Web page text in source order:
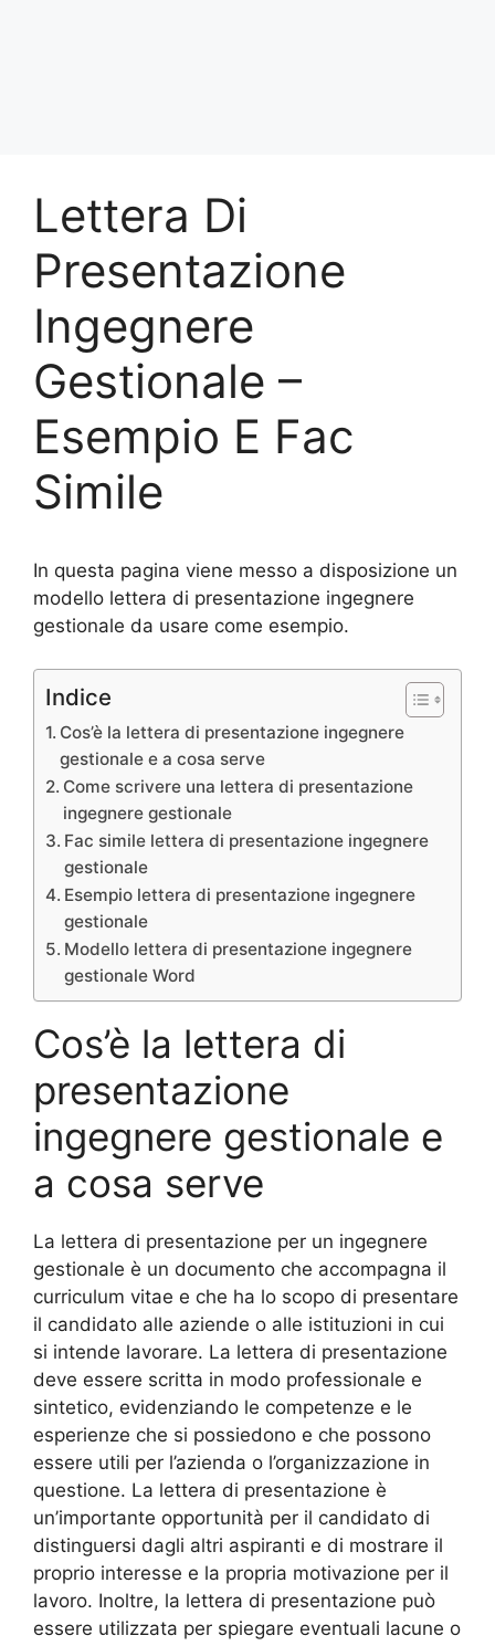
Lettera Di
Presentazione
Ingegnere
Gestionale –
Esempio E Fac
Simile
In questa pagina viene messo a disposizione un
modello lettera di presentazione ingegnere
gestionale da usare come esempio.
Indice
Cos’è la lettera di presentazione ingegnere
gestionale e a cosa serve
Come scrivere una lettera di presentazione
ingegnere gestionale
Fac simile lettera di presentazione ingegnere
gestionale
Esempio lettera di presentazione ingegnere
gestionale
Modello lettera di presentazione ingegnere
gestionale Word
Cos’è la lettera di
presentazione
ingegnere gestionale e
a cosa serve
La lettera di presentazione per un ingegnere
gestionale è un documento che accompagna il
curriculum vitae e che ha lo scopo di presentare
il candidato alle aziende o alle istituzioni in cui
si intende lavorare. La lettera di presentazione
deve essere scritta in modo professionale e
sintetico, evidenziando le competenze e le
esperienze che si possiedono e che possono
essere utili per l’azienda o l’organizzazione in
questione. La lettera di presentazione è
un’importante opportunità per il candidato di
distinguersi dagli altri aspiranti e di mostrare il
proprio interesse e la propria motivazione per il
lavoro. Inoltre, la lettera di presentazione può
essere utilizzata per spiegare eventuali lacune o